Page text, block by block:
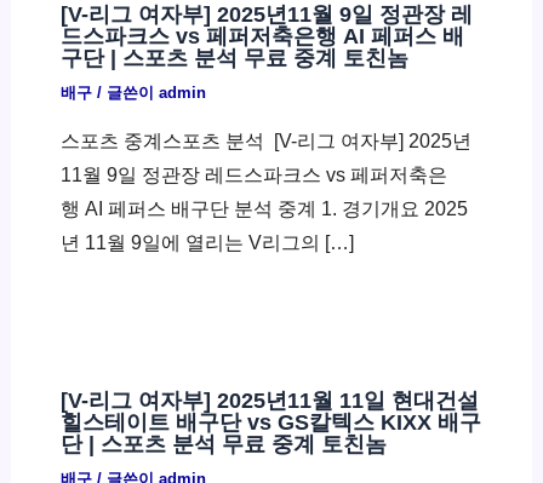
[V-리그 여자부] 2025년11월 9일 정관장 레
드스파크스 vs 페퍼저축은행 AI 페퍼스 배
구단 | 스포츠 분석 무료 중계 토친놈
배구/ 글쓴이 admin
스포츠 중계스포츠 분석 ​ [V-리그 여자부] 2025년
11월 9일 정관장 레드스파크스 vs 페퍼저축은
행 AI 페퍼스 배구단 분석 중계 1. 경기개요 2025
년 11월 9일에 열리는 V리그의 […]
[V-리그 여자부] 2025년11월 11일 현대건설
힐스테이트 배구단 vs GS칼텍스 KIXX 배구
단 | 스포츠 분석 무료 중계 토친놈
배구/ 글쓴이 admin